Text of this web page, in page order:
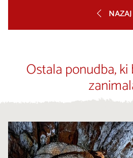
NAZAJ
Ostala ponudba,